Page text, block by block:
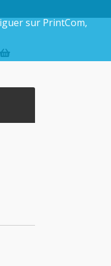
sur PrintCom,